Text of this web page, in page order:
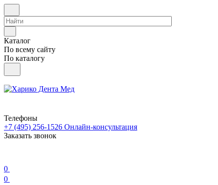
Каталог
По всему сайту
По каталогу
Телефоны
+7 (495) 256-1526 Онлайн-консультация
Заказать звонок
0
0